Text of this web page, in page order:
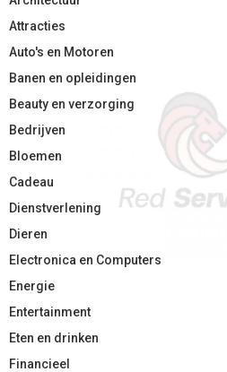
Attracties
Auto's en Motoren
Banen en opleidingen
Beauty en verzorging
Bedrijven
Bloemen
Cadeau
Dienstverlening
Dieren
Electronica en Computers
Energie
Entertainment
Eten en drinken
Financieel